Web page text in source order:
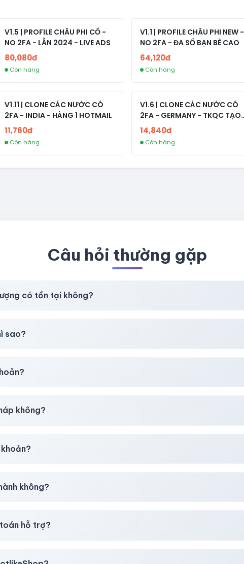
V1.5 | PROFILE CHÂU PHI CỔ -
NO 2FA - LẪN 2024 - LIVE ADS
80,080đ
Còn hàng
V1.1 | PROFILE CHÂU PHI NEW -
NO 2FA - ĐA SỐ BẠN BÈ CAO
64,120đ
Còn hàng
V1.11 | CLONE CÁC NƯỚC CÓ
2FA - INDIA - HÀNG 1 HOTMAIL
11,760đ
Còn hàng
V1.6 | CLONE CÁC NƯỚC CÓ
2FA - GERMANY - TKQC TẠO
TRÊN 3 NGÀY - LIVE ADS - VER
fviainboxes.com - CLONE
NEW KHÔNG BẢO HÀNH LOCAL
14,840đ
Còn hàng
Câu hỏi thường gặp
có tồn tại không?
sao?
không?
không?
hỗ trợ?